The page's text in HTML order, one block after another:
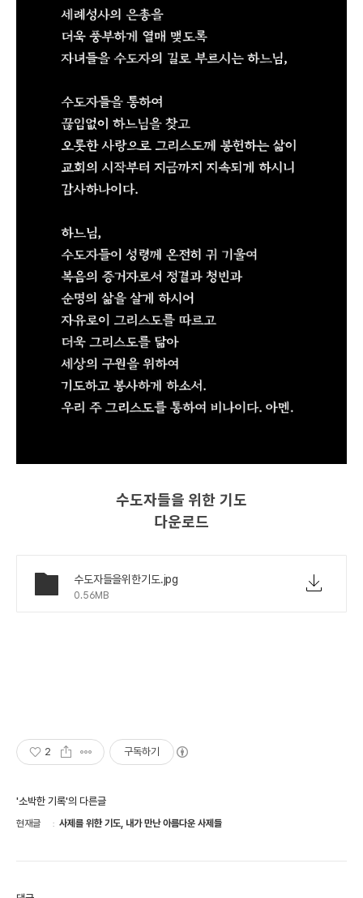
수도자들을 위한 기도
다운로드
수도자들을위한기도.jpg
0.56MB
2 구독하기
'소박한 기록'의 다른글
현재글 사제를 위한 기도, 내가 만난 아름다운 사제들